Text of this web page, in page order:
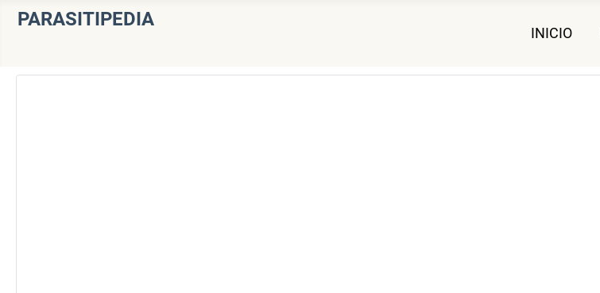
PARASITIPEDIA
INICIO